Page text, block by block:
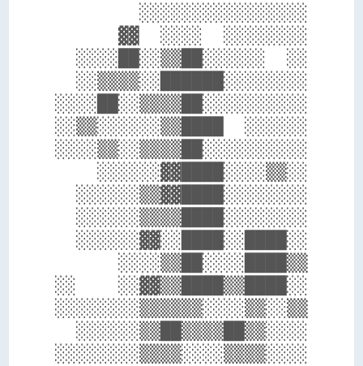
        ░░░░░░░░░░░░░░░░
      ▓▓  ░░░░  ░░░░░░░░
  ░░░░██░░▒▒██░░░░░░  ░░
  ░░▒▒▒▒░░██████░░░░░░░░
░░░░██░░▒▒▒▒██░░░░░░░░░░
░░▒▒░░░░░░▒▒████  ░░░░░░
░░░░▒▒░░▒▒▒▒██░░░░░░░░░░
    ░░░░░░▓▓████░░░░▒▒░░
  ░░░░░░▒▒▓▓████░░░░░░░░
  ░░░░░░▒▒▒▒████░░░░░░░░
  ░░░░░░▓▓░░████░░████░░
      ░░░░▒▒██░░░░████▒▒
░░    ░░▓▓▒▒████▒▒████░░
░░░░░░░░▒▒▒▒▒▒░░░░▒▒░░▒▒
  ░░░░░░▒▒██▒▒▒▒██▒▒░░░░
░░░░░░░░▒▒▒▒░░░░▒▒▒▒░░░░